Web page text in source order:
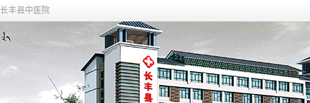
长丰县中医院